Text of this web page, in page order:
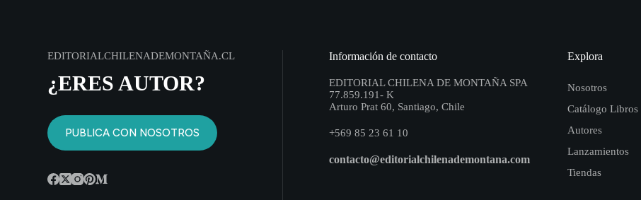
EDITORIALCHILENADEMONTAÑA.CL
¿ERES AUTOR?
PUBLICA CON NOSOTROS
Información de contacto
EDITORIAL CHILENA DE MONTAÑA SPA
77.859.191- K
Arturo Prat 60, Santiago, Chile
+569 85 23 61 10
contacto@editorialchilenademontana.com
Explora
Nosotros
Catálogo Libros
Autores
Lanzamientos
Tiendas